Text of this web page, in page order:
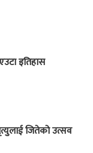
इतिहास
जितेको उत्सव